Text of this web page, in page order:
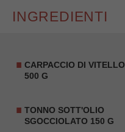
INGREDIENTI
CARPACCIO DI VITELLO
500 G
TONNO SOTT'OLIO
SGOCCIOLATO 150 G